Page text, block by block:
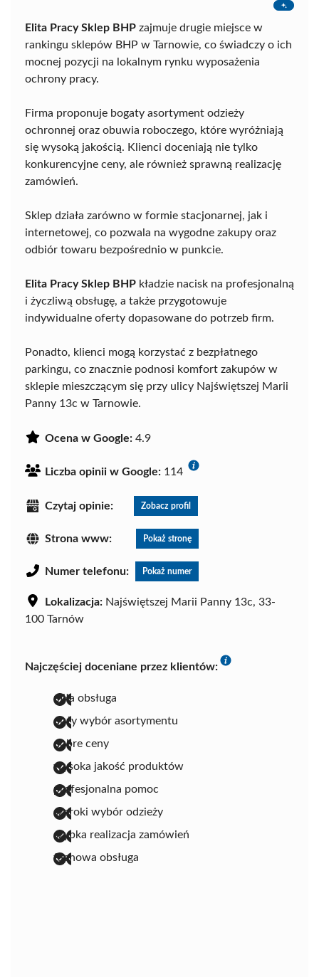
Elita Pracy Sklep BHP zajmuje drugie miejsce w
rankingu sklepów BHP w Tarnowie, co świadczy o ich
mocnej pozycji na lokalnym rynku wyposażenia
ochrony pracy.
Firma proponuje bogaty asortyment odzieży
ochronnej oraz obuwia roboczego, które wyróżniają
się wysoką jakością. Klienci doceniają nie tylko
konkurencyjne ceny, ale również sprawną realizację
zamówień.
Sklep działa zarówno w formie stacjonarnej, jak i
internetowej, co pozwala na wygodne zakupy oraz
odbiór towaru bezpośrednio w punkcie.
Elita Pracy Sklep BHP kładzie nacisk na profesjonalną
i życzliwą obsługę, a także przygotowuje
indywidualne oferty dopasowane do potrzeb firm.
Ponadto, klienci mogą korzystać z bezpłatnego
parkingu, co znacznie podnosi komfort zakupów w
sklepie mieszczącym się przy ulicy Najświętszej Marii
Panny 13c w Tarnowie.
Ocena w Google: 4.9
Liczba opinii w Google: 114
Czytaj opinie: Zobacz profil
Strona www: Pokaż stronę
Numer telefonu: Pokaż numer
Lokalizacja: Najświętszej Marii Panny 13c, 33-
100 Tarnów
Najczęściej doceniane przez klientów:
miła obsługa
duży wybór asortymentu
dobre ceny
wysoka jakość produktów
profesjonalna pomoc
szeroki wybór odzieży
szybka realizacja zamówień
fachowa obsługa